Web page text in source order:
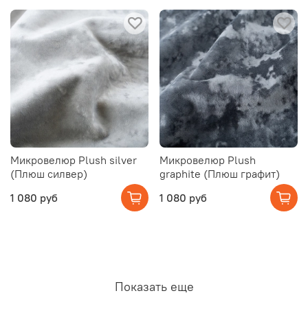
Микровелюр Plush silver
(Плюш силвер)
1 080 руб
Микровелюр Plush
graphite (Плюш графит)
1 080 руб
Показать еще